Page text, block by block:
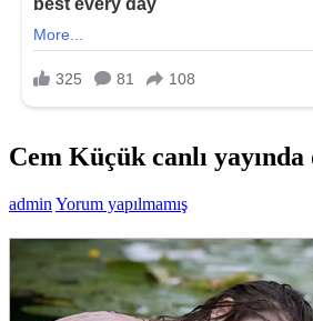
Cem Küçük canlı yayında
admin Yorum yapılmamış